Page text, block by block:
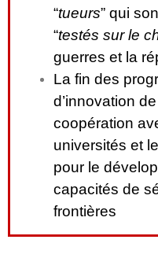
“tueurs” qui
“testés sur le
guerres et la
La fin des
d’innovation
coopération
universités et
pour le
capacités de
frontières